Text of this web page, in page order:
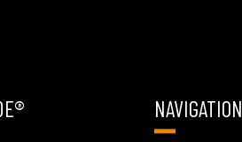
NAVIGATION